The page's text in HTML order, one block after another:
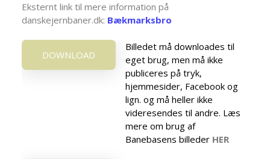
Eksternt link til mere information på
danskejernbaner.dk: Bækmarksbro
DOWNLOAD
Billedet må downloades til
eget brug, men må ikke
publiceres på tryk,
hjemmesider, Facebook og
lign. og må heller ikke
videresendes til andre. Læs
mere om brug af
Banebasens billeder HER